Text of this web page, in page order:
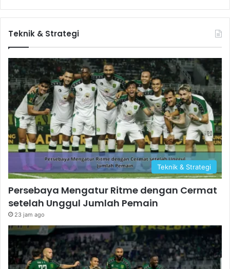
Teknik & Strategi
Teknik & Strategi
Persebaya Mengatur Ritme dengan Cermat
setelah Unggul Jumlah Pemain
23 jam ago